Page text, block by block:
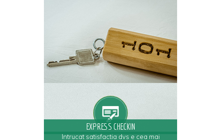
EXPRESS CHECKIN
Intrucat satisfactia dvs e cea mai